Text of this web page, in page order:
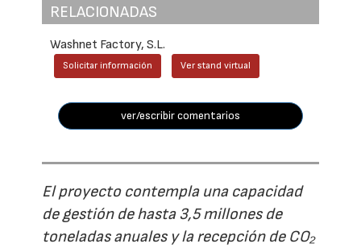
RELACIONADAS
Washnet Factory, S.L.
Solicitar información Ver stand virtual
ver/escribir comentarios
El proyecto contempla una capacidad
de gestión de hasta 3,5 millones de
toneladas anuales y la recepción de CO₂